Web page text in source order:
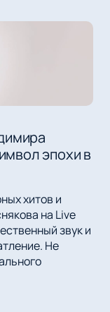
эпохи в
хитов и
на Live
звук и
Не